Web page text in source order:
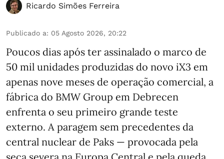
Ricardo Simões Ferreira
Publicado a: 05 Agosto 2026, 20:22
Poucos dias após ter assinalado o marco de
50 mil unidades produzidas do novo iX3 em
apenas nove meses de operação comercial, a
fábrica do BMW Group em Debrecen
enfrenta o seu primeiro grande teste
externo. A paragem sem precedentes da
central nuclear de Paks — provocada pela